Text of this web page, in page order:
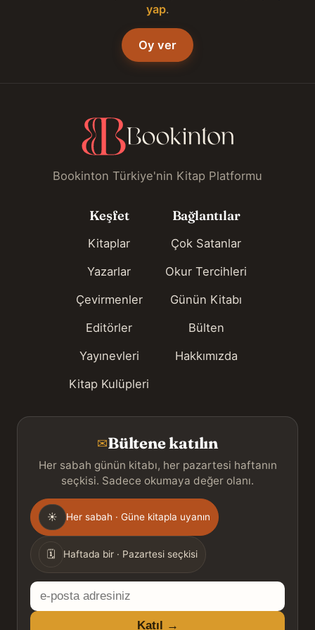
yap.
Oy ver
Bookinton Türkiye'nin Kitap Platformu
Keşfet
Kitaplar
Yazarlar
Çevirmenler
Editörler
Yayınevleri
Kitap Kulüpleri
Bağlantılar
Çok Satanlar
Okur Tercihleri
Günün Kitabı
Bülten
Hakkımızda
✉Bültene katılın
Her sabah günün kitabı, her pazartesi haftanın
seçkisi. Sadece okumaya değer olanı.
Gönderim
sıklığı
☀ Her sabah · Güne kitapla uyanın
🗓 Haftada bir · Pazartesi seçkisi
E-
posta
Katıl →